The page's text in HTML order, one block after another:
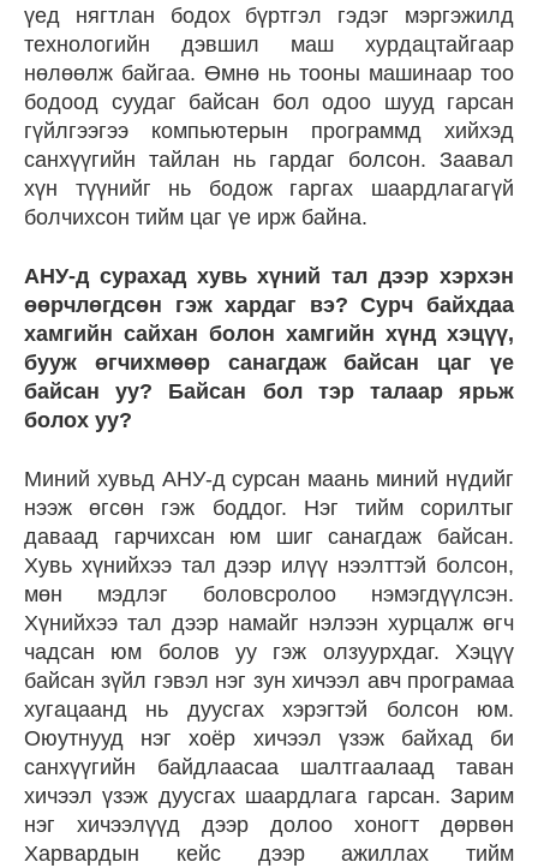
үед нягтлан бодох бүртгэл гэдэг мэргэжилд
технологийн дэвшил маш хурдацтайгаар
нөлөөлж байгаа. Өмнө нь тооны машинаар тоо
бодоод суудаг байсан бол одоо шууд гарсан
гүйлгээгээ компьютерын программд хийхэд
санхүүгийн тайлан нь гардаг болсон. Заавал
хүн түүнийг нь бодож гаргах шаардлагагүй
болчихсон тийм цаг үе ирж байна.
АНУ-д сурахад хувь хүний тал дээр хэрхэн
өөрчлөгдсөн гэж хардаг вэ? Сурч байхдаа
хамгийн сайхан болон хамгийн хүнд хэцүү,
бууж өгчихмөөр санагдаж байсан цаг үе
байсан уу? Байсан бол тэр талаар ярьж
болох уу?
Миний хувьд АНУ-д сурсан маань миний нүдийг
нээж өгсөн гэж боддог. Нэг тийм сорилтыг
даваад гарчихсан юм шиг санагдаж байсан.
Хувь хүнийхээ тал дээр илүү нээлттэй болсон,
мөн мэдлэг боловсролоо нэмэгдүүлсэн.
Хүнийхээ тал дээр намайг нэлээн хурцалж өгч
чадсан юм болов уу гэж олзуурхдаг. Хэцүү
байсан зүйл гэвэл нэг зун хичээл авч програмаа
хугацаанд нь дуусгах хэрэгтэй болсон юм.
Оюутнууд нэг хоёр хичээл үзэж байхад би
санхүүгийн байдлаасаа шалтгаалаад таван
хичээл үзэж дуусгах шаардлага гарсан. Зарим
нэг хичээлүүд дээр долоо хоногт дөрвөн
Харвардын кейс дээр ажиллах тийм